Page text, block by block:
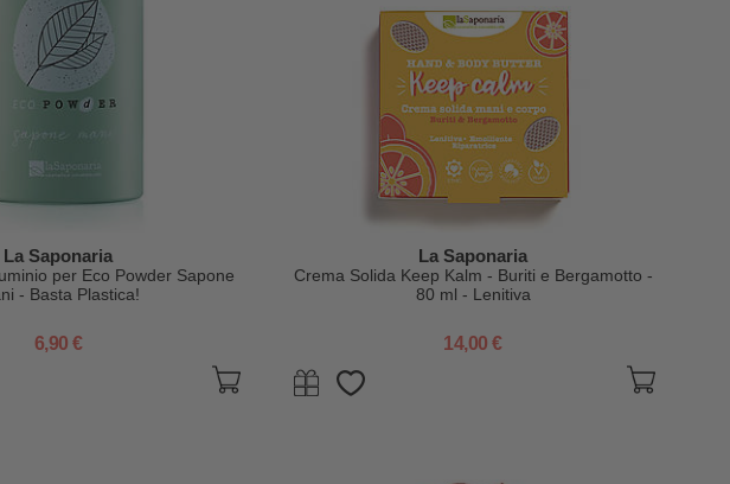
La Saponaria
per Eco Powder Sapone
- Basta Plastica!
6,90 €
La Saponaria
Crema Solida Keep Kalm - Buriti e Bergamotto -
80 ml - Lenitiva
14,00 €